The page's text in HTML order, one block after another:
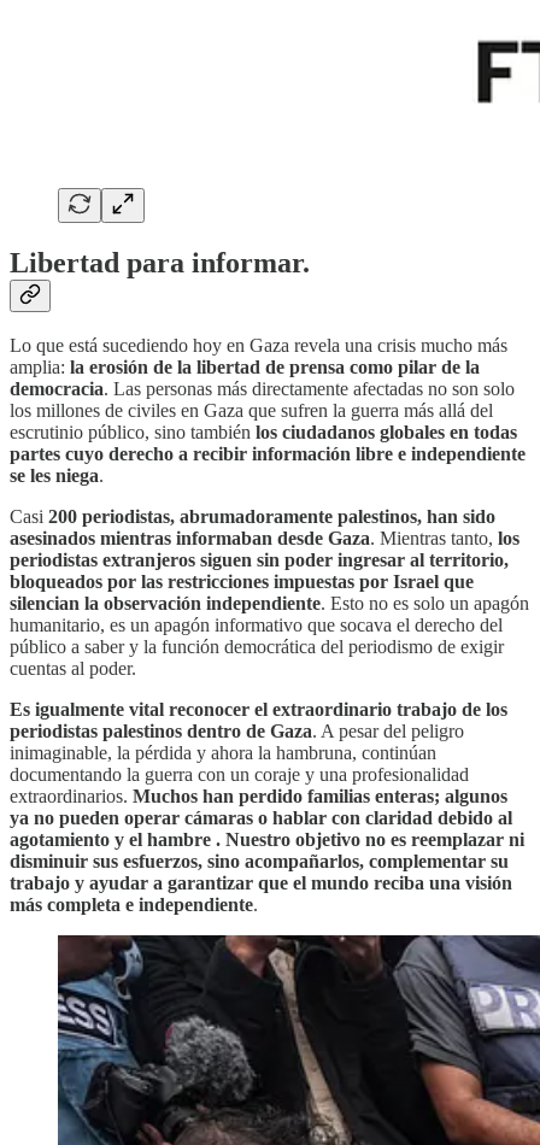
Libertad para informar.
Lo que está sucediendo hoy en Gaza revela una crisis mucho más
amplia: la erosión de la libertad de prensa como pilar de la
democracia. Las personas más directamente afectadas no son solo
los millones de civiles en Gaza que sufren la guerra más allá del
escrutinio público, sino también los ciudadanos globales en todas
partes cuyo derecho a recibir información libre e independiente
se les niega.
Casi 200 periodistas, abrumadoramente palestinos, han sido
asesinados mientras informaban desde Gaza. Mientras tanto, los
periodistas extranjeros siguen sin poder ingresar al territorio,
bloqueados por las restricciones impuestas por Israel que
silencian la observación independiente. Esto no es solo un apagón
humanitario, es un apagón informativo que socava el derecho del
público a saber y la función democrática del periodismo de exigir
cuentas al poder.
Es igualmente vital reconocer el extraordinario trabajo de los
periodistas palestinos dentro de Gaza. A pesar del peligro
inimaginable, la pérdida y ahora la hambruna, continúan
documentando la guerra con un coraje y una profesionalidad
extraordinarios. Muchos han perdido familias enteras; algunos
ya no pueden operar cámaras o hablar con claridad debido al
agotamiento y el hambre . Nuestro objetivo no es reemplazar ni
disminuir sus esfuerzos, sino acompañarlos, complementar su
trabajo y ayudar a garantizar que el mundo reciba una visión
más completa e independiente.